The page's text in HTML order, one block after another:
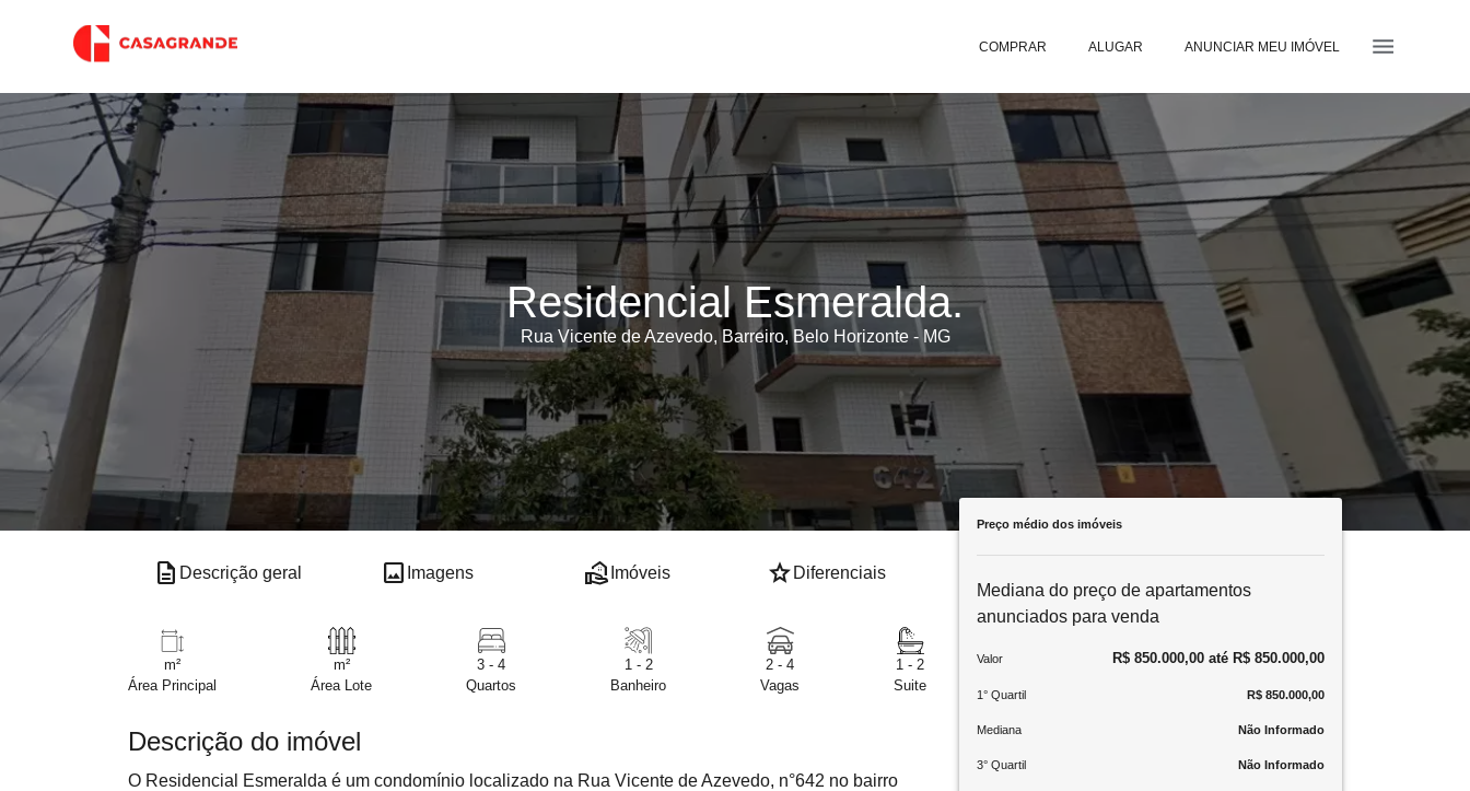
COMPRAR ALUGAR ANUNCIAR MEU IMÓVEL
Residencial Esmeralda.
Rua Vicente de Azevedo, Barreiro, Belo Horizonte - MG
description Descrição geral image Imagens real_estate_agent Imóveis star Diferenciais
m²
Área Principal
m²
Área Lote
3 - 4
Quartos
1 - 2
Banheiro
2 - 4
Vagas
1 - 2
Suite
Descrição do imóvel
O Residencial Esmeralda é um condomínio localizado na Rua Vicente de Azevedo, n°642 no bairro
Preço médio dos imóveis
Mediana do preço de apartamentos
anunciados para venda
Valor R$ 850.000,00 até R$ 850.000,00
1° Quartil R$ 850.000,00
Mediana Não Informado
3° Quartil Não Informado